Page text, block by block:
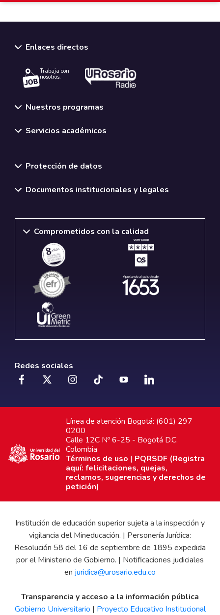
Enlaces directos
Trabaja con
nosotros.
Nuestros programas
Servicios académicos
Protección de datos
Documentos institucionales y legales
Comprometidos con la calidad
Redes sociales
Línea de atención Bogotá: (601) 297
0200
Calle 12C Nº 6-25 - Bogotá D.C.
Colombia
Términos de uso | PQRSDF (Registra
aquí: felicitaciones, quejas,
reclamos, sugerencias y derechos de
petición)
Institución de educación superior sujeta a la inspección y
vigilancia del Mineducación. | Personería Jurídica:
Resolución 58 del 16 de septiembre de 1895 expedida
por el Ministerio de Gobierno. | Notificaciones judiciales
en juridica@urosario.edu.co
Transparencia y acceso a la información pública
Gobierno Universitario | Proyecto Educativo Institucional